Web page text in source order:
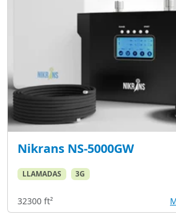
Nikrans NS-5000GW
LLAMADAS 3G
32300 ft²